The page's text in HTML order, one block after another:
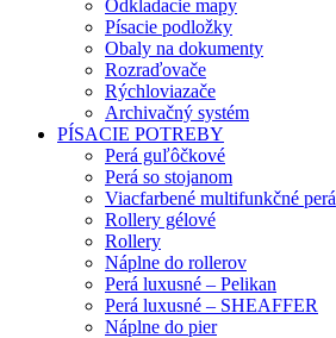
Odkladacie mapy
Písacie podložky
Obaly na dokumenty
Rozraďovače
Rýchloviazače
Archivačný systém
PÍSACIE POTREBY
Perá guľôčkové
Perá so stojanom
Viacfarbené multifunkčné perá
Rollery gélové
Rollery
Náplne do rollerov
Perá luxusné – Pelikan
Perá luxusné – SHEAFFER
Náplne do pier